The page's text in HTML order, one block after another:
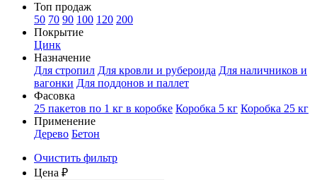
Топ продаж
50 70 90 100 120 200
Покрытие
Цинк
Назначение
Для стропил Для кровли и рубероида Для наличников и
вагонки Для поддонов и паллет
Фасовка
25 пакетов по 1 кг в коробке Коробка 5 кг Коробка 25 кг
Применение
Дерево Бетон
Очистить фильтр
Цена ₽